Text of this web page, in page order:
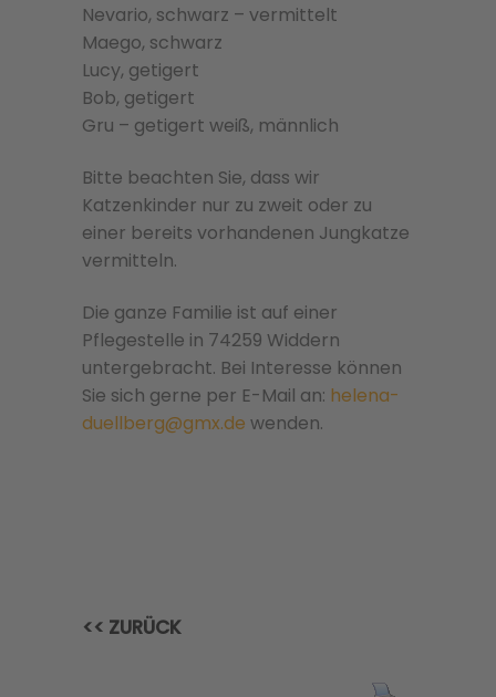
Nevario, schwarz – vermittelt
Maego, schwarz
Lucy, getigert
Bob, getigert
Gru – getigert weiß, männlich
Bitte beachten Sie, dass wir
Katzenkinder nur zu zweit oder zu
einer bere­its vorhan­de­nen Jungkatze
ver­mit­teln.
Die ganze Familie ist auf einer
Pflegestelle in 74259 Widdern
untergebracht. Bei Interesse können
Sie sich gerne per E-Mail an: helena-
duellberg@gmx.de wenden.
<< ZURÜCK